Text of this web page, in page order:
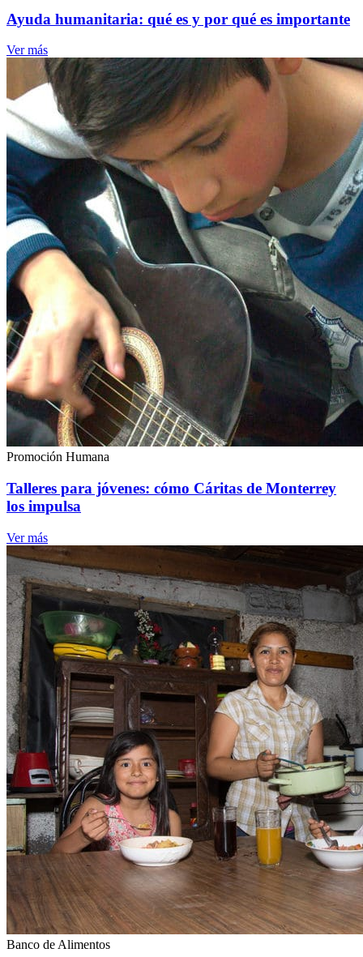
Ayuda humanitaria: qué es y por qué es importante
Ver más
Promoción Humana
Talleres para jóvenes: cómo Cáritas de Monterrey
los impulsa
Ver más
Banco de Alimentos